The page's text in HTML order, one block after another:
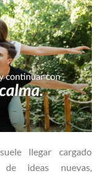
llegar cargado
ideas nuevas,